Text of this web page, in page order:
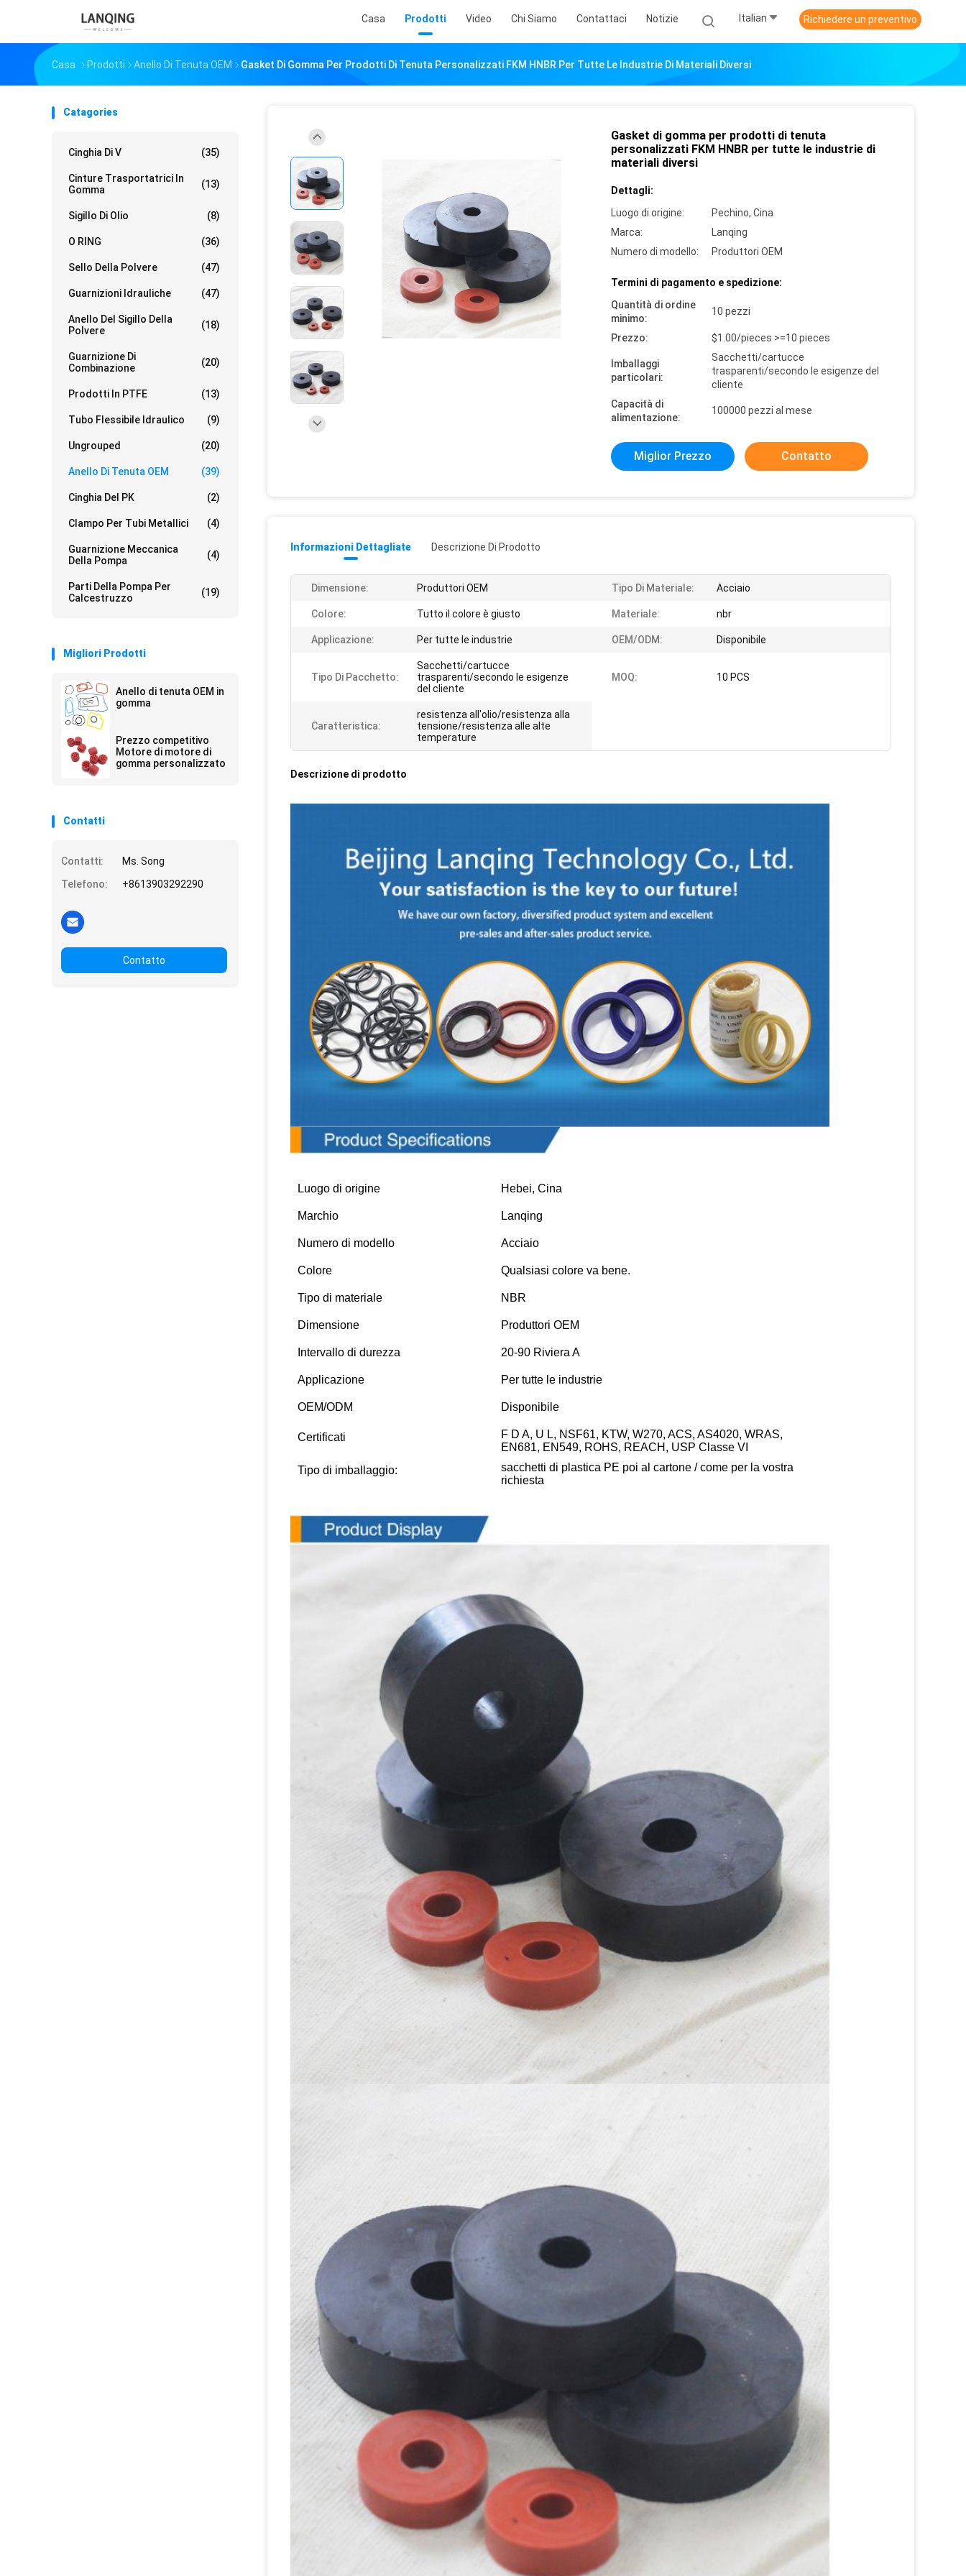
Casa Prodotti Video Chi Siamo Contattaci Notizie Italian Richiedere un preventivo
Casa Prodotti Anello Di Tenuta OEM Gasket Di Gomma Per Prodotti Di Tenuta Personalizzati FKM HNBR Per Tutte Le Industrie Di Materiali Diversi
Catagories
Cinghia Di V (35)
Cinture Trasportatrici In
Gomma
(13)
Sigillo Di Olio (8)
O RING (36)
Sello Della Polvere (47)
Guarnizioni Idrauliche (47)
Anello Del Sigillo Della
Polvere
(18)
Guarnizione Di
Combinazione
(20)
Prodotti In PTFE (13)
Tubo Flessibile Idraulico (9)
Ungrouped (20)
Anello Di Tenuta OEM (39)
Cinghia Del PK (2)
Clampo Per Tubi Metallici (4)
Guarnizione Meccanica
Della Pompa
(4)
Parti Della Pompa Per
Calcestruzzo
(19)
Migliori Prodotti
Anello di tenuta OEM in
gomma
Prezzo competitivo
Motore di motore di
gomma personalizzato
Contatti
Contatti:
Ms. Song
Telefono:
+8613903292290
Contatto
Gasket di gomma per prodotti di tenuta
personalizzati FKM HNBR per tutte le industrie di
materiali diversi
Dettagli:
Luogo di origine:
Pechino, Cina
Marca:
Lanqing
Numero di modello:
Produttori OEM
Termini di pagamento e spedizione:
Quantità di ordine
minimo:
10 pezzi
Prezzo: $1.00/pieces >=10 pieces
Imballaggi
particolari:
Sacchetti/cartucce
trasparenti/secondo le esigenze del
cliente
Capacità di
alimentazione:
100000 pezzi al mese
Miglior Prezzo Contatto
Informazioni Dettagliate Descrizione Di Prodotto
Dimensione: Produttori OEM Tipo Di Materiale: Acciaio
Colore: Tutto il colore è giusto Materiale: nbr
Applicazione: Per tutte le industrie OEM/ODM: Disponibile
Tipo Di Pacchetto:
Sacchetti/cartucce
trasparenti/secondo le esigenze
del cliente
MOQ: 10 PCS
Caratteristica:
resistenza all'olio/resistenza alla
tensione/resistenza alle alte
temperature
Descrizione di prodotto
Luogo di origine Hebei, Cina
Marchio Lanqing
Numero di modello Acciaio
Colore Qualsiasi colore va bene.
Tipo di materiale NBR
Dimensione Produttori OEM
Intervallo di durezza 20-90 Riviera A
Applicazione Per tutte le industrie
OEM/ODM Disponibile
Certificati
F D A, U L, NSF61, KTW, W270, ACS, AS4020, WRAS,
EN681, EN549, ROHS, REACH, USP Classe VI
Tipo di imballaggio:
sacchetti di plastica PE poi al cartone / come per la vostra
richiesta